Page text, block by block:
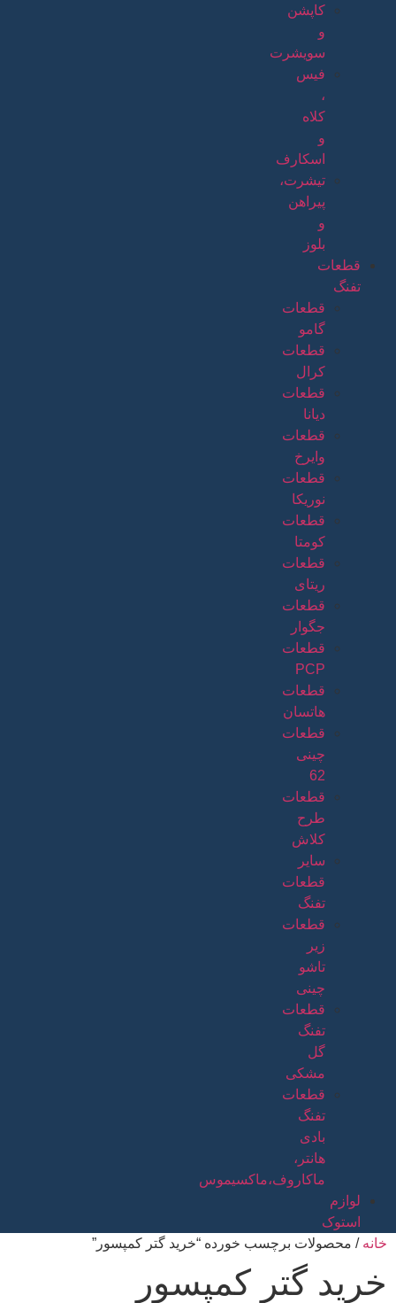
کاپشن
و
سویشرت
فیس
،
کلاه
و
اسکارف
تیشرت،
پیراهن
و
بلوز
قطعات
تفنگ
قطعات
گامو
قطعات
کرال
قطعات
دیانا
قطعات
وایرخ
قطعات
نوریکا
قطعات
کومتا
قطعات
ریتای
قطعات
جگوار
قطعات
PCP
قطعات
هاتسان
قطعات
چینی
62
قطعات
طرح
کلاش
سایر
قطعات
تفنگ
قطعات
زیر
تاشو
چینی
قطعات
تفنگ
گل
مشکی
قطعات
تفنگ
بادی
هانتر،
ماکاروف،ماکسیموس
لوازم
استوک
خانه / محصولات برچسب خورده “خرید گتر کمپسور”
خرید گتر کمپسور